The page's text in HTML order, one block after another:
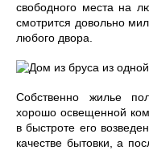
свободного места на
смотрится довольно
любого двора.
Собственно жилье
хорошо освещенной
в быстроте его
качестве бытовки, а